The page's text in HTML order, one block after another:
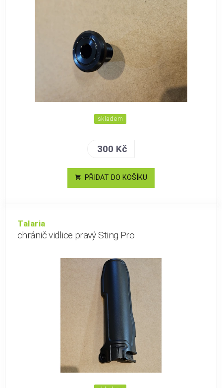
skladem
300 Kč
PŘIDAT DO KOŠÍKU
Talaria
chránič vidlice pravý Sting Pro